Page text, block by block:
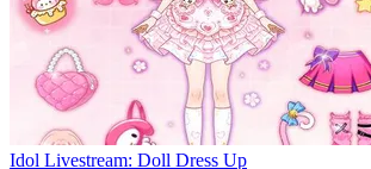
Idol Livestream: Doll Dress Up